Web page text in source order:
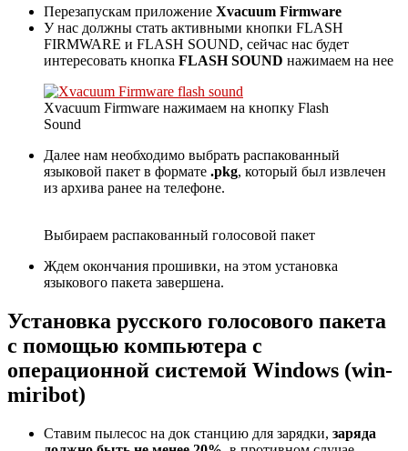
Перезапускам приложение Xvacuum Firmware
У нас должны стать активными кнопки FLASH
FIRMWARE и FLASH SOUND, сейчас нас будет
интересовать кнопка FLASH SOUND нажимаем на нее
Xvacuum Firmware нажимаем на кнопку Flash
Sound
Далее нам необходимо выбрать распакованный
языковой пакет в формате .pkg, который был извлечен
из архива ранее на телефоне.
Выбираем распакованный голосовой пакет
Ждем окончания прошивки, на этом установка
языкового пакета завершена.
Установка русского голосового пакета
с помощью компьютера с
операционной системой Windows (win-
miribot)
Ставим пылесос на док станцию для зарядки, заряда